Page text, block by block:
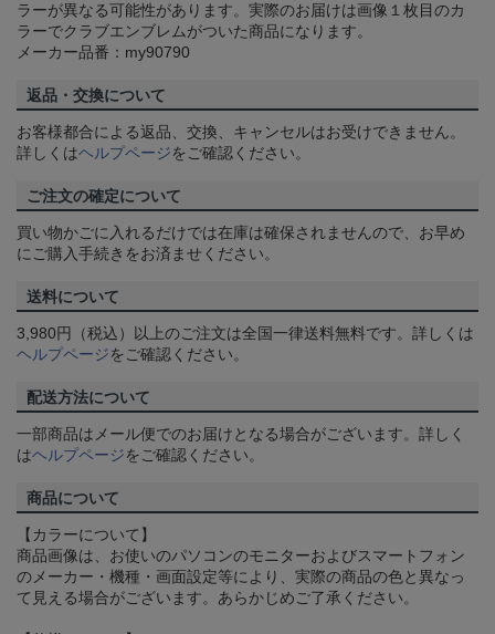
ラーが異なる可能性があります。実際のお届けは画像１枚目のカ
ラーでクラブエンブレムがついた商品になります。
メーカー品番：my90790
返品・交換について
お客様都合による返品、交換、キャンセルはお受けできません。
詳しくはヘルプページをご確認ください。
ご注文の確定について
買い物かごに入れるだけでは在庫は確保されませんので、お早め
にご購入手続きをお済ませください。
送料について
3,980円（税込）以上のご注文は全国一律送料無料です。詳しくは
ヘルプページをご確認ください。
配送方法について
一部商品はメール便でのお届けとなる場合がございます。詳しく
はヘルプページをご確認ください。
商品について
【カラーについて】
商品画像は、お使いのパソコンのモニターおよびスマートフォン
のメーカー・機種・画面設定等により、実際の商品の色と異なっ
て見える場合がございます。あらかじめご了承ください。